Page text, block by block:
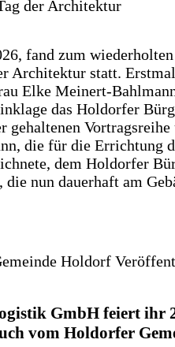
fand zum
Architektur statt.
Elke Meinert-
das Holdorfer
gehaltenen
die für die Errichtung
dem Holdorfer
nun dauerhaft am
Holdorf
GmbH feiert ihr
vom Holdorfer